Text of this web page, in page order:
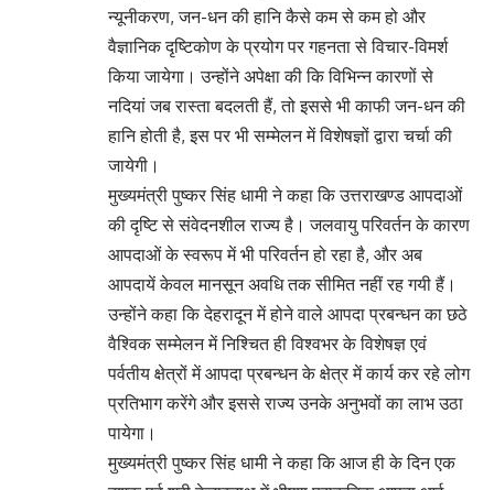
न्यूनीकरण, जन-धन की हानि कैसे कम से कम हो और
वैज्ञानिक दृष्टिकोण के प्रयोग पर गहनता से विचार-विमर्श
किया जायेगा। उन्होंने अपेक्षा की कि विभिन्न कारणों से
नदियां जब रास्ता बदलती हैं, तो इससे भी काफी जन-धन की
हानि होती है, इस पर भी सम्मेलन में विशेषज्ञों द्वारा चर्चा की
जायेगी।
मुख्यमंत्री पुष्कर सिंह धामी ने कहा कि उत्तराखण्ड आपदाओं
की दृष्टि से संवेदनशील राज्य है। जलवायु परिवर्तन के कारण
आपदाओं के स्वरूप में भी परिवर्तन हो रहा है, और अब
आपदायें केवल मानसून अवधि तक सीमित नहीं रह गयी हैं।
उन्होंने कहा कि देहरादून में होने वाले आपदा प्रबन्धन का छठे
वैश्विक सम्मेलन में निश्चित ही विश्वभर के विशेषज्ञ एवं
पर्वतीय क्षेत्रों में आपदा प्रबन्धन के क्षेत्र में कार्य कर रहे लोग
प्रतिभाग करेंगे और इससे राज्य उनके अनुभवों का लाभ उठा
पायेगा।
मुख्यमंत्री पुष्कर सिंह धामी ने कहा कि आज ही के दिन एक